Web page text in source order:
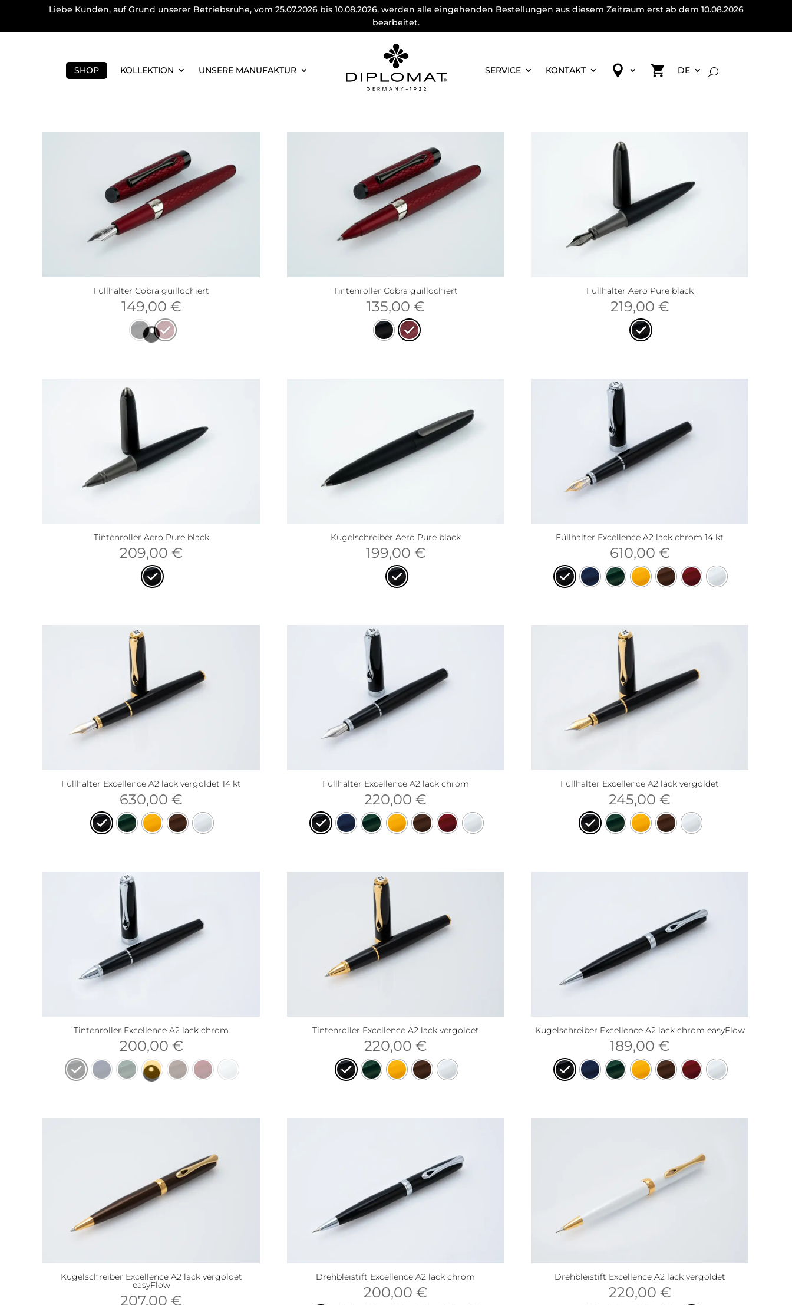
Liebe Kunden, auf Grund unserer Betriebsruhe, vom 25.07.2026 bis 10.08.2026, werden alle eingehenden Bestellungen aus diesem Zeitraum erst ab dem 10.08.2026
bearbeitet.
SHOP KOLLEKTION UNSERE MANUFAKTUR SERVICE KONTAKT DE
Füllhalter Cobra guillochiert
149,00 €
Tintenroller Cobra guillochiert
135,00 €
Füllhalter Aero Pure black
219,00 €
Tintenroller Aero Pure black
209,00 €
Kugelschreiber Aero Pure black
199,00 €
Füllhalter Excellence A2 lack chrom 14 kt
610,00 €
Füllhalter Excellence A2 lack vergoldet 14 kt
630,00 €
Füllhalter Excellence A2 lack chrom
220,00€
Füllhalter Excellence A2 lack vergoldet
245,00€
Tintenroller Excellence A2 lack chrom
200,00 €
Tintenroller Excellence A2 lack vergoldet
220,00€
Kugelschreiber Excellence A2 lack chrom easyFlow
189,00€
Kugelschreiber Excellence A2 lack vergoldet
easyFlow
207,00 €
Drehbleistift Excellence A2 lack chrom
200,00€
Drehbleistift Excellence A2 lack vergoldet
220,00 €